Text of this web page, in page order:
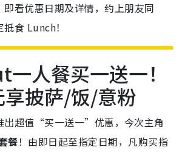
即看优惠日期及详情，约上朋友同
食 Lunch！
人餐买一送一！
披萨/饭/意粉
出超值“买一送一”优惠，今次主角
餐！由即日起至指定日期，凡购买指